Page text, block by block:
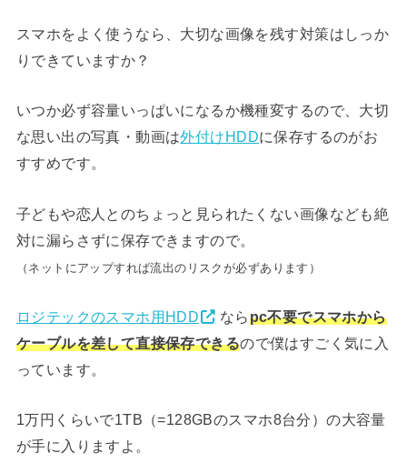
スマホをよく使うなら、大切な画像を残す対策はしっか
りできていますか？
いつか必ず容量いっぱいになるか機種変するので、大切
な思い出の写真・動画は外付けHDDに保存するのがお
すすめです。
子どもや恋人とのちょっと見られたくない画像なども絶
対に漏らさずに保存できますので。
（ネットにアップすれば流出のリスクが必ずあります）
ロジテックのスマホ用HDD ならpc不要でスマホから
ケーブルを差して直接保存できるので僕はすごく気に入
っています。
1万円くらいで1TB（=128GBのスマホ8台分）の大容量
が手に入りますよ。